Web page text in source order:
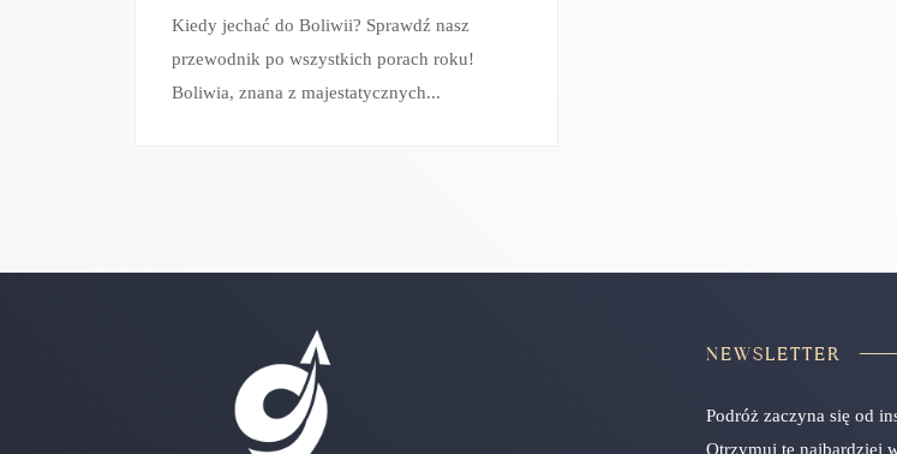
Kiedy jechać do Boliwii? Sprawdź nasz
przewodnik po wszystkich porach roku!
Boliwia, znana z majestatycznych...
NEWSLETTER
Podróż zaczyna się od
Otrzymuj te najbardziej